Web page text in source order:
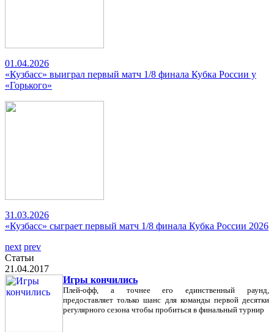
01.04.2026
«Кузбасс» выиграл первый матч 1/8 финала Кубка России у
«Горького»
31.03.2026
«Кузбасс» сыграет первый матч 1/8 финала Кубка России 2026
next prev
Статьи
21.04.2017
Игры кончились
Плей-офф, а точнее его единственный раунд,
предоставляет только шанс для команды первой десятки
регулярного сезона чтобы пробиться в финальный турнир